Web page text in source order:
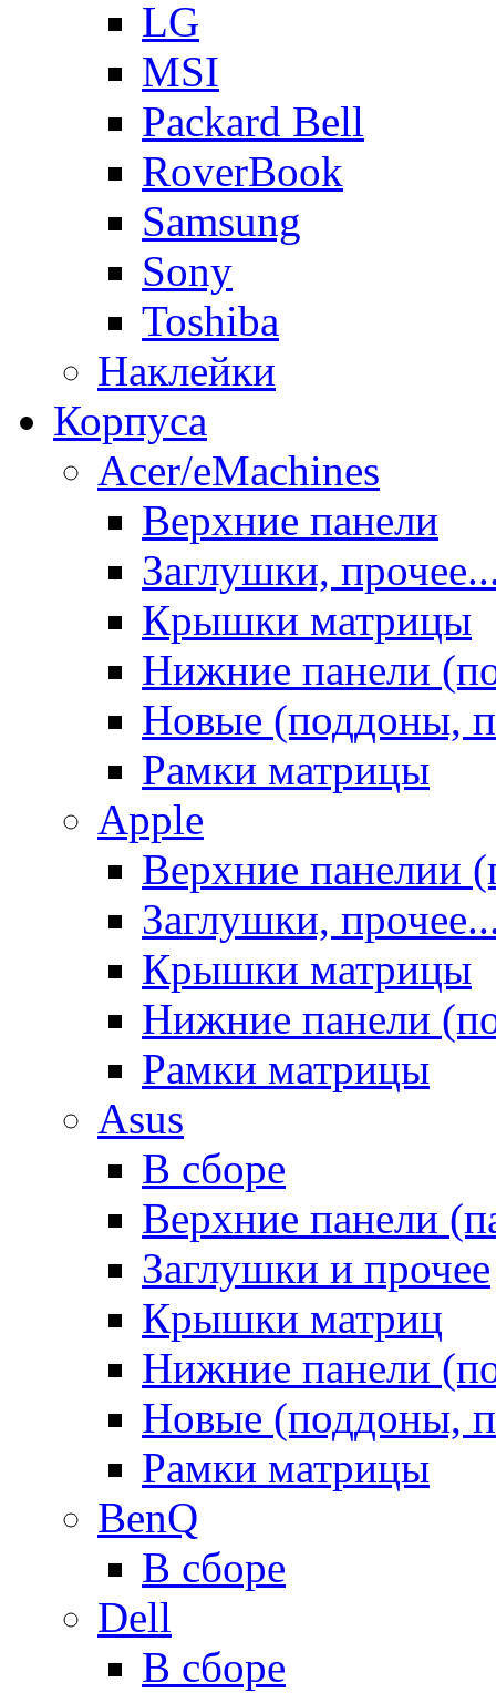
LG
MSI
Packard Bell
RoverBook
Samsung
Sony
Toshiba
Наклейки
Корпуса
Acer/eMachines
Верхние панели
Заглушки,
Крышки матрицы
Нижние панели
Новые (поддоны,
Рамки матрицы
Apple
Верхние панелии
Заглушки,
Крышки матрицы
Нижние панели
Рамки матрицы
Asus
В сборе
Верхние панели
Заглушки и прочее
Крышки матриц
Нижние панели
Новые (поддоны,
Рамки матрицы
BenQ
В сборе
Dell
В сборе